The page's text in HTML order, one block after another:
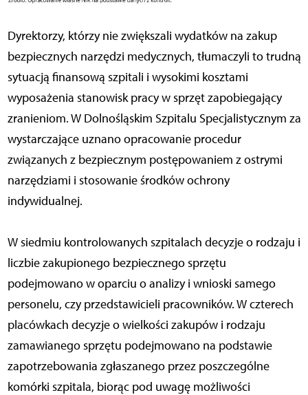
Dyrektorzy, którzy nie zwiększali wydatków na zakup
bezpiecznych narzędzi medycznych, tłumaczyli to trudną
sytuacją finansową szpitali i wysokimi kosztami
wyposażenia stanowisk pracy w sprzęt zapobiegający
zranieniom. W Dolnośląskim Szpitalu Specjalistycznym za
wystarczające uznano opracowanie procedur
związanych z bezpiecznym postępowaniem z ostrymi
narzędziami i stosowanie środków ochrony
indywidualnej.
W siedmiu kontrolowanych szpitalach decyzje o rodzaju i
liczbie zakupionego bezpiecznego sprzętu
podejmowano w oparciu o analizy i wnioski samego
personelu, czy przedstawicieli pracowników. W czterech
placówkach decyzje o wielkości zakupów i rodzaju
zamawianego sprzętu podejmowano na podstawie
zapotrzebowania zgłaszanego przez poszczególne
komórki szpitala, biorąc pod uwagę możliwości